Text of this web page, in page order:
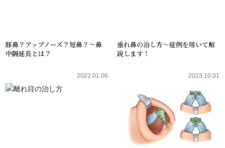
豚鼻？アップノーズ？短鼻？～鼻
中隔延長とは？
垂れ鼻の治し方～症例を用いて解
説します！
2022.01.06 2023.10.01